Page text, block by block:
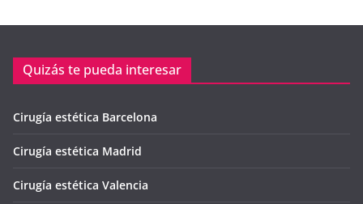
Quizás te pueda interesar
Cirugía estética Barcelona
Cirugía estética Madrid
Cirugía estética Valencia